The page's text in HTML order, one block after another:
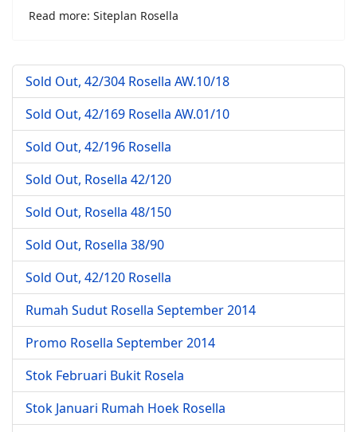
Read more: Siteplan Rosella
Sold Out, 42/304 Rosella AW.10/18
Sold Out, 42/169 Rosella AW.01/10
Sold Out, 42/196 Rosella
Sold Out, Rosella 42/120
Sold Out, Rosella 48/150
Sold Out, Rosella 38/90
Sold Out, 42/120 Rosella
Rumah Sudut Rosella September 2014
Promo Rosella September 2014
Stok Februari Bukit Rosela
Stok Januari Rumah Hoek Rosella